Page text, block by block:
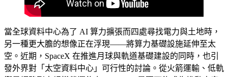
當全球資料中心為了 AI 算力擴張而四處尋找電力與土地時，
另一種更大膽的想像正在浮現——將算力基礎設施延伸至太
空。近期，SpaceX 在推進月球與軌道基礎建設的同時，也引
發外界對「太空資料中心」可行性的討論。從火箭運輸、低軌